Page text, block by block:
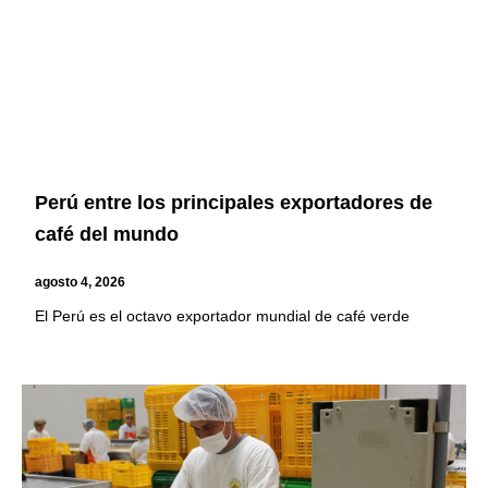
Perú entre los principales exportadores de
café del mundo
agosto 4, 2026
El Perú es el octavo exportador mundial de café verde